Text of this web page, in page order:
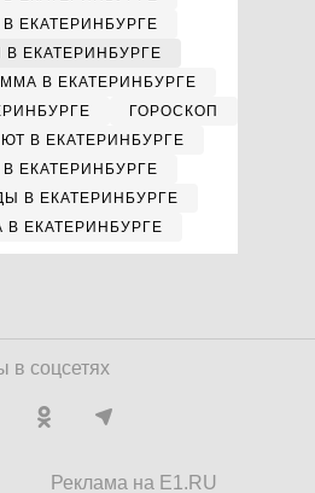
ЕКАТЕРИНБУРГЕ
ЕКАТЕРИНБУРГЕ
В ЕКАТЕРИНБУРГЕ
ГОРОСКОП
В ЕКАТЕРИНБУРГЕ
ЕКАТЕРИНБУРГЕ
В ЕКАТЕРИНБУРГЕ
В ЕКАТЕРИНБУРГЕ
в соцсетях
Реклама на E1.RU